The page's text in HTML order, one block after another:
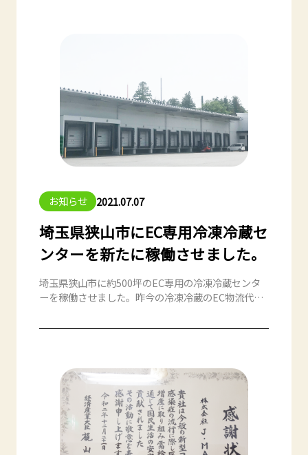
お知らせ 2021.07.07
埼玉県狭山市にEC専用冷凍冷蔵セ
ンターを新たに稼働させました。
埼玉県狭山市に約500坪のEC専用の冷凍冷蔵センタ
ーを稼働させました。昨今の冷凍冷蔵のEC物流代行
今後一部自動梱包機などの機械化などの導入を進め